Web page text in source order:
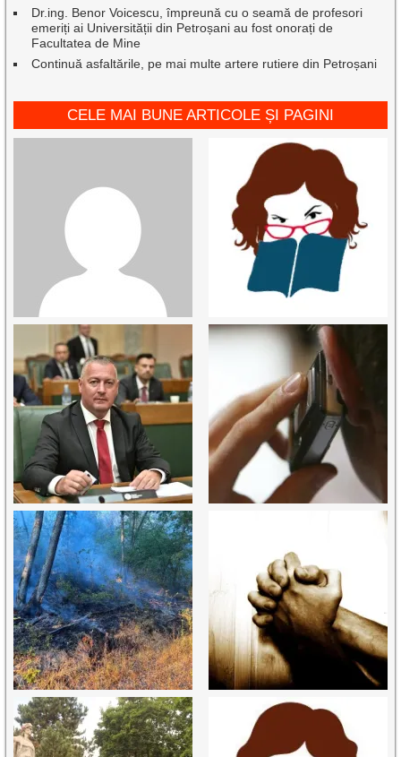
Dr.ing. Benor Voicescu, împreună cu o seamă de profesori
emeriți ai Universității din Petroșani au fost onorați de
Facultatea de Mine
Continuă asfaltările, pe mai multe artere rutiere din Petroșani
CELE MAI BUNE ARTICOLE ȘI PAGINI